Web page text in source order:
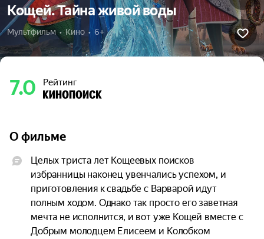
Кощей. Тайна живой воды
Мультфильм  •  Кино  •  6+
7.0 Рейтинг
О фильме
Целых триста лет Кощеевых поисков
избранницы наконец увенчались успехом, и
приготовления к свадьбе с Варварой идут
полным ходом. Однако так просто его заветная
мечта не исполнится, и вот уже Кощей вместе с
Добрым молодцем Елисеем и Колобком